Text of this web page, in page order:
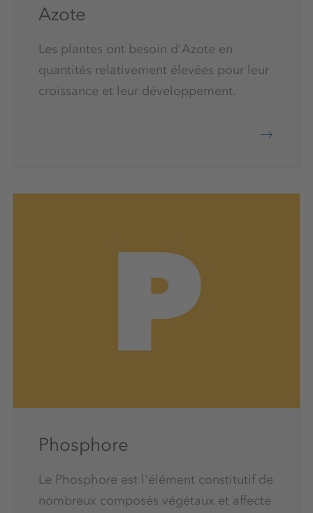
Azote
Les plantes ont besoin d'Azote en
quantités relativement élevées pour leur
croissance et leur développement.
Phosphore
Le Phosphore est l'élément constitutif de
nombreux composés végétaux et affecte